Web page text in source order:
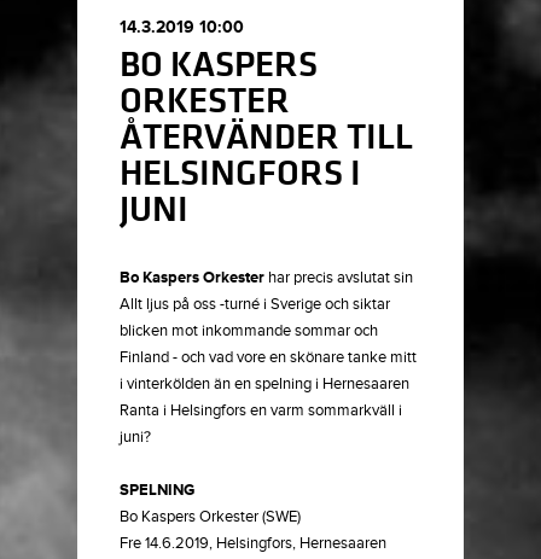
14.3.2019 10:00
BO KASPERS
ORKESTER
ÅTERVÄNDER TILL
HELSINGFORS I
JUNI
Bo Kaspers Orkester har precis avslutat sin
Allt ljus på oss -turné i Sverige och siktar
blicken mot inkommande sommar och
Finland - och vad vore en skönare tanke mitt
i vinterkölden än en spelning i Hernesaaren
Ranta i Helsingfors en varm sommarkväll i
juni?
SPELNING
Bo Kaspers Orkester (SWE)
Fre 14.6.2019, Helsingfors, Hernesaaren